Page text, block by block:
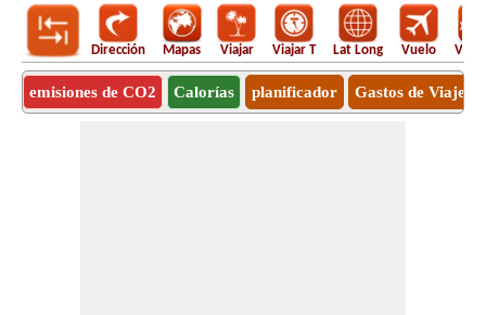
Dirección Mapas Viajar Viajar T Lat Long Vuelo
emisiones de CO2 Calorías planificador Gastos de Viaje